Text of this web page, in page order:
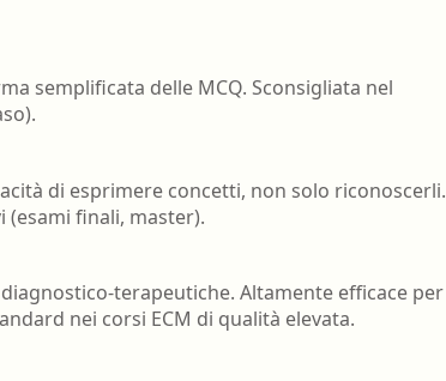
semplificata delle MCQ. Sconsigliata nel
di esprimere concetti, non solo riconoscerli.
(esami finali, master).
terapeutiche. Altamente efficace per
nei corsi ECM di qualità elevata.